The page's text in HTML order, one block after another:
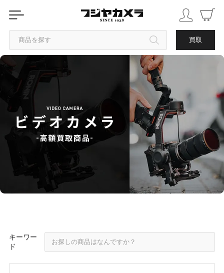
商品を探す 買取
カテゴリから探す
ブランドから探す
中古品を探す
キーワー
ド